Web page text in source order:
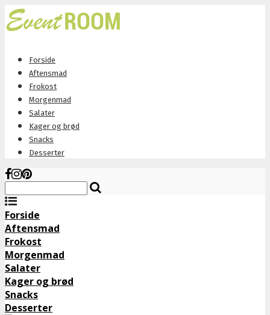
Forside
Aftensmad
Frokost
Morgenmad
Salater
Kager og brød
Snacks
Desserter
Forside
Aftensmad
Frokost
Morgenmad
Salater
Kager og brød
Snacks
Desserter